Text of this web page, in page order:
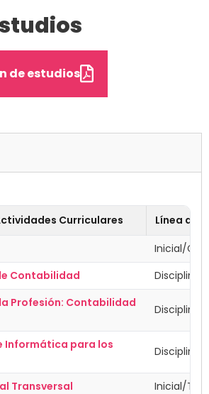
de estudios
Curriculares
Línea de
Inicial/Cs.
Contabilidad
Disciplinar
Profesión: Contabilidad
Disciplinar
Informática para los
Disciplinar
Transversal Inicial/